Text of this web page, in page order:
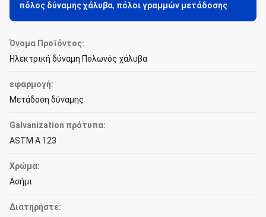
πόλος δύναμης χάλυβα, πόλοι γραμμών μετάδοσης
Όνομα Προϊόντος:
Ηλεκτρική δύναμη Πολωνός χάλυβα
εφαρμογή:
Μετάδοση δύναμης
Galvanization πρότυπα:
ASTM Α 123
Χρώμα:
Ασήμι
Διατηρήστε: